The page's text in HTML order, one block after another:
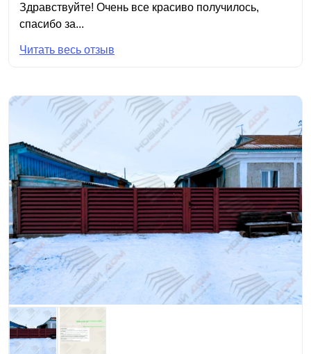
Здравствуйте! Очень все красиво получилось,
спасибо за...
Читать весь отзыв